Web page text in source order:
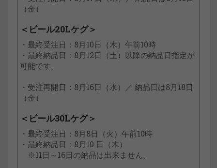
（金）
＜ビール20Lケグ＞
・最終受注日：8月10日（木）午前10時
・最終納品日：8月12日（土）以降の納品日指定が
可能です。
・受注再開日：8月16日（水）／ 納品日は8月18日
（金）
＜ビール30Lケグ＞
・最終受注日：8月8日（火）午前10時
・最終納品日：8月10 日（木）
※11日～16日の納品は出来ません。